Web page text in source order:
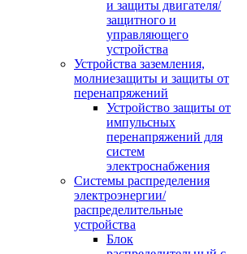
и защиты двигателя/
защитного и
управляющего
устройства
Устройства заземления,
молниезащиты и защиты от
перенапряжений
Устройство защиты от
импульсных
перенапряжений для
систем
электроснабжения
Системы распределения
электроэнергии/
распределительные
устройства
Блок